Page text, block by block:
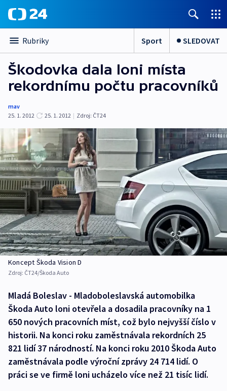
Rubriky Sport SLEDOVAT
Škodovka dala loni místa
rekordnímu počtu pracovníků
mav
25. 1. 2012
25. 1. 2012 | Zdroj: ČT24
Koncept Škoda Vision D
Zdroj: ČT24/Škoda Auto
Mladá Boleslav - Mladoboleslavská automobilka
Škoda Auto loni otevřela a dosadila pracovníky na 1
650 nových pracovních míst, což bylo nejvyšší číslo v
historii. Na konci roku zaměstnávala rekordních 25
821 lidí 37 národností. Na konci roku 2010 Škoda Auto
zaměstnávala podle výroční zprávy 24 714 lidí. O
práci se ve firmě loni ucházelo více než 21 tisíc lidí.